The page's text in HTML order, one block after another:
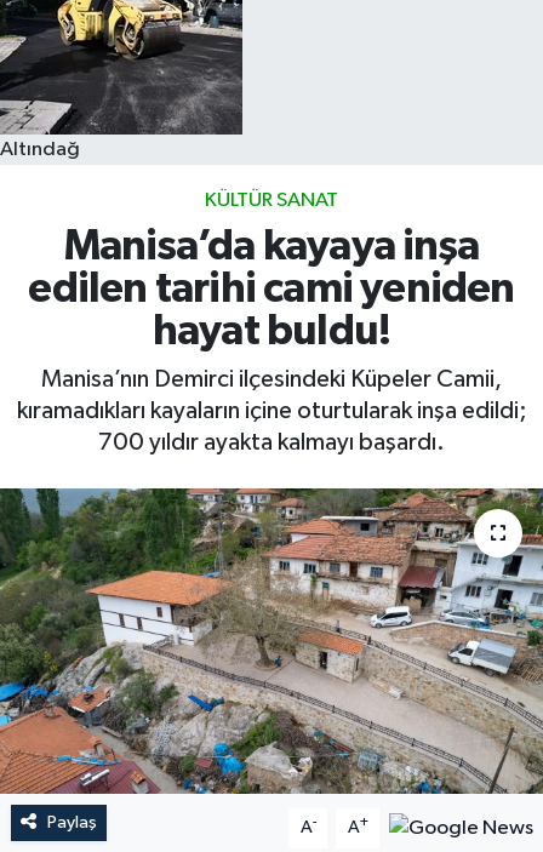
Altındağ
KÜLTÜR SANAT
Manisa’da kayaya inşa
edilen tarihi cami yeniden
hayat buldu!
Manisa’nın Demirci ilçesindeki Küpeler Camii,
kıramadıkları kayaların içine oturtularak inşa edildi;
700 yıldır ayakta kalmayı başardı.
Paylaş A- A+